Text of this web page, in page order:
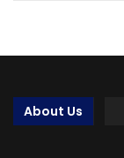
About Us